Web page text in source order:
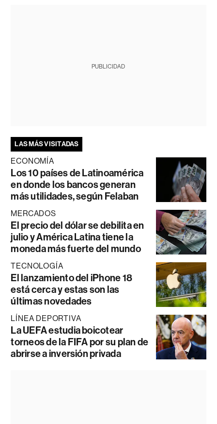
PUBLICIDAD
LAS MÁS VISITADAS
ECONOMÍA
Los 10 países de Latinoamérica
en donde los bancos generan
más utilidades, según Felaban
MERCADOS
El precio del dólar se debilita en
julio y América Latina tiene la
moneda más fuerte del mundo
TECNOLOGÍA
El lanzamiento del iPhone 18
está cerca y estas son las
últimas novedades
LÍNEA DEPORTIVA
La UEFA estudia boicotear
torneos de la FIFA por su plan de
abrirse a inversión privada